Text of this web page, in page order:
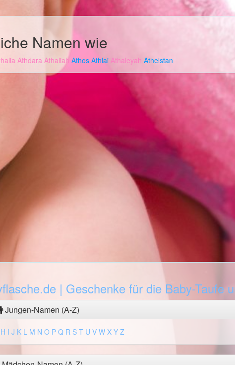
Namen wie
Athdara Athaliah Athos Athlai Athaleyah Athelstan
Jungen-Namen (A-Z)
H I J K L M N O P Q R S T U V W X Y Z